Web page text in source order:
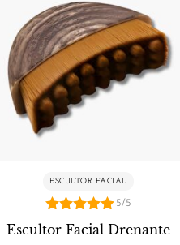
ESCULTOR FACIAL
5.00
de 5
5/5
Escultor Facial Drenante